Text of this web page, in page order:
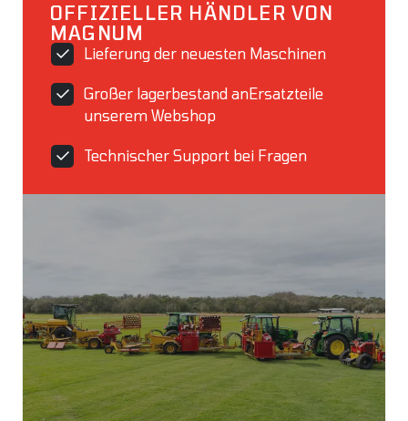
OFFIZIELLER HÄNDLER VON
MAGNUM
Lieferung der neuesten Maschinen
Großer lagerbestand anErsatzteile
unserem Webshop
Technischer Support bei Fragen